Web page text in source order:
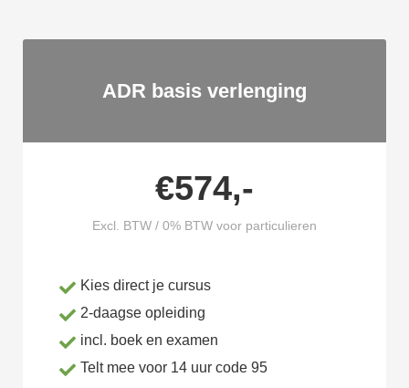
ADR basis verlenging
€574,-
Excl. BTW / 0% BTW voor particulieren
Kies direct je cursus
2-daagse opleiding
incl. boek en examen
Telt mee voor 14 uur code 95